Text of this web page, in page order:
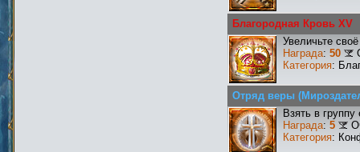
Благородная Кровь XV
Увеличьте
Награда: 50
Категория:
Отряд веры
Взять в
Награда: 5
Категория: